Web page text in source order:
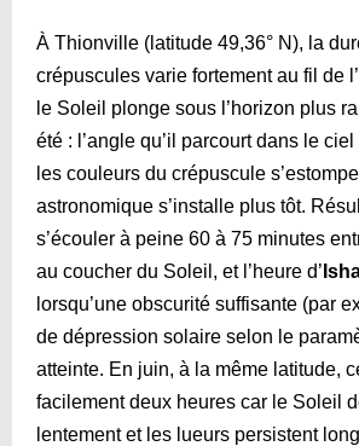
À Thionville (latitude 49,36° N), la
crépuscules varie fortement au fil de
le Soleil plonge sous l’horizon plus
été : l’angle qu’il parcourt dans le
les couleurs du crépuscule
astronomique s’installe plus tôt.
s’écouler à peine 60 à 75 minutes
au coucher du Soleil, et l’heure d’
lorsqu’une obscurité suffisante (par
de dépression solaire selon le
atteinte. En juin, à la même latitude,
facilement deux heures car le Soleil
lentement et les lueurs persistent